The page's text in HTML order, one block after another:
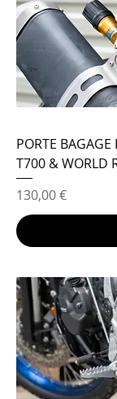
PORTE BAGAGE
T700 & WORLD
Prix
130,00 €